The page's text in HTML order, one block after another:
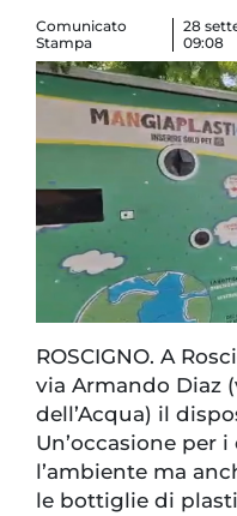
Comunicato
Stampa
28
09:08
ROSCIGNO. A
via Armando Diaz
dell’Acqua) il
Un’occasione per
l’ambiente ma
le bottiglie di